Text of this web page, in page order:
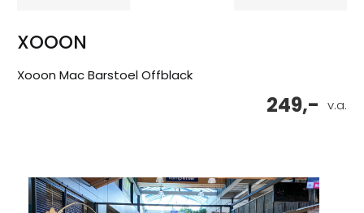
XOOON
Xooon Mac Barstoel Offblack
v.a.
249,-